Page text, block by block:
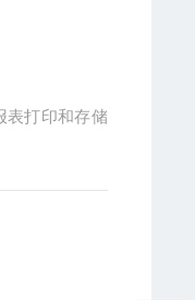
表打印和存储